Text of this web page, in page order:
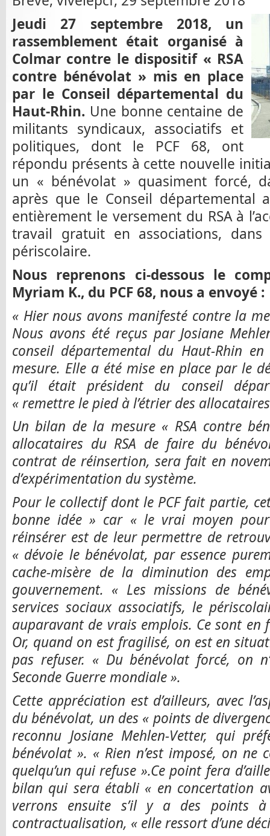
Jeudi 27 septembre 2018, un
rassemblement était organisé à
Colmar contre le dispositif « RSA
contre bénévolat » mis en place
par le Conseil départemental du
Haut-Rhin. Une bonne centaine de
militants syndicaux, associatifs et
politiques, dont le PCF 68, ont
répondu présents à cette nouvelle
un « bénévolat » quasiment forcé,
après que le Conseil départemental
entièrement le versement du RSA à
travail gratuit en associations,
périscolaire.
Nous reprenons ci-dessous le
Myriam K., du PCF 68, nous a envoyé :
« Hier nous avons manifesté contre la
Nous avons été reçus par Josiane
conseil départemental du Haut-Rhin
mesure. Elle a été mise en place par le
qu’il était président du conseil
« remettre le pied à l’étrier des
Un bilan de la mesure « RSA contre
allocataires du RSA de faire du
contrat de réinsertion, sera fait en
d’expérimentation du système.
Pour le collectif dont le PCF fait partie,
bonne idée » car « le vrai moyen
réinsérer est de leur permettre de
« dévoie le bénévolat, par essence
cache-misère de la diminution des
gouvernement. « Les missions de
services sociaux associatifs, le
auparavant de vrais emplois. Ce sont en
Or, quand on est fragilisé, on est en
pas refuser. « Du bénévolat forcé, on
Seconde Guerre mondiale ».
Cette appréciation est d’ailleurs, avec
du bénévolat, un des « points de
reconnu Josiane Mehlen-Vetter, qui
bénévolat ». « Rien n’est imposé, on ne
quelqu’un qui refuse ».Ce point fera
bilan qui sera établi « en concertation
verrons ensuite s’il y a des points
contractualisation, « elle ressort d’une